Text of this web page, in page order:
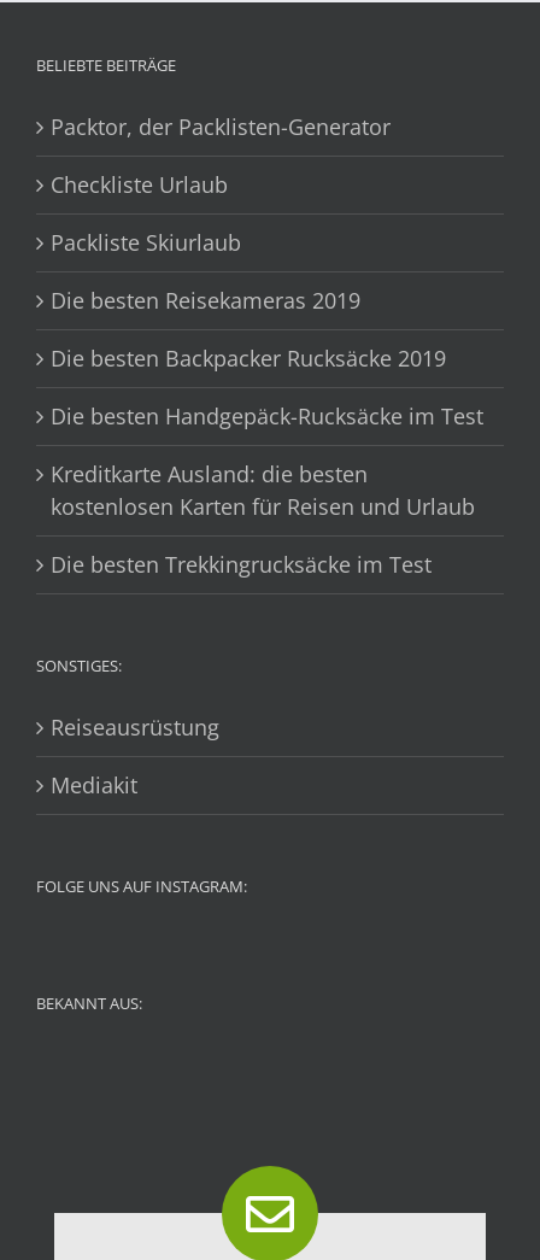
BELIEBTE BEITRÄGE
Packtor, der Packlisten-Generator
Checkliste Urlaub
Packliste Skiurlaub
Die besten Reisekameras 2019
Die besten Backpacker Rucksäcke 2019
Die besten Handgepäck-Rucksäcke im Test
Kreditkarte Ausland: die besten
kostenlosen Karten für Reisen und Urlaub
Die besten Trekkingrucksäcke im Test
SONSTIGES:
Reiseausrüstung
Mediakit
FOLGE UNS AUF INSTAGRAM:
BEKANNT AUS: